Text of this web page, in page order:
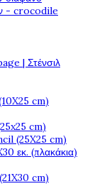
- crocodile
| Στένσιλ
cm)
cm)
(25X25 cm)
εκ. (πλακάκια)
cm)